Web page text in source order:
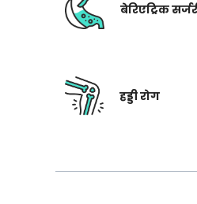
बेरिएट्रिक
हड्डी रोग